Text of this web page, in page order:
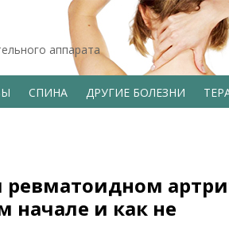
аппарата
СПИНА ДРУГИЕ БОЛЕЗНИ
ревматоидном
начале и как не